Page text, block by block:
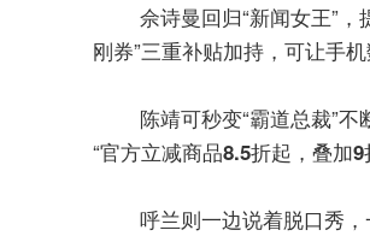
佘诗曼回归“新闻女王”，
刚券”三重补贴加持，可让手
陈靖可秒变“霸道总裁”
“官方立减商品8.5折起，叠加9
呼兰则一边说着脱口秀